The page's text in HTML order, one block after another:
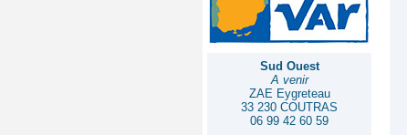
Sud Ouest
A venir
ZAE Eygreteau
33 230 COUTRAS
06 99 42 60 59